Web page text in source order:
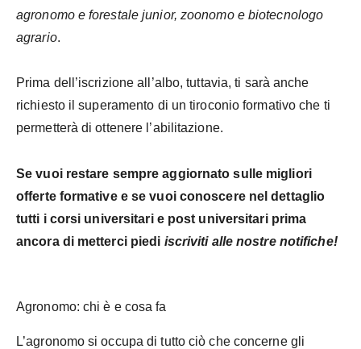
agronomo e forestale junior, zoonomo e biotecnologo
agrario.
Prima dell’iscrizione all’albo, tuttavia, ti sarà anche
richiesto il superamento di un tiroconio formativo che ti
permetterà di ottenere l’abilitazione.
Se vuoi restare sempre aggiornato sulle migliori
offerte formative e se vuoi conoscere nel dettaglio
tutti i corsi universitari e post universitari prima
ancora di metterci piedi iscriviti alle nostre notifiche!
Agronomo: chi è e cosa fa
L’agronomo si occupa di tutto ciò che concerne gli